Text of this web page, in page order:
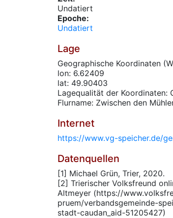
Undatiert
Epoche:
Undatiert
Lage
Geographische Koordinaten
lon: 6.62409
lat: 49.90403
Lagequalität der Koordinaten:
Flurname: Zwischen den
Internet
https://www.vg-speicher.de/
Datenquellen
[1] Michael Grün, Trier, 2020.
[2] Trierischer Volksfreund
Altmeyer (https://
pruem/verbandsgemeinde-
stadt-caudan_aid-51205427)